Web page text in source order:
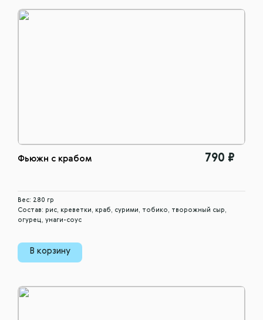
Фьюжн с крабом 790 ₽
Вес: 280 гр
Состав: рис, креветки, краб, сурими, тобико, творожный сыр,
огурец, унаги-соус
В корзину